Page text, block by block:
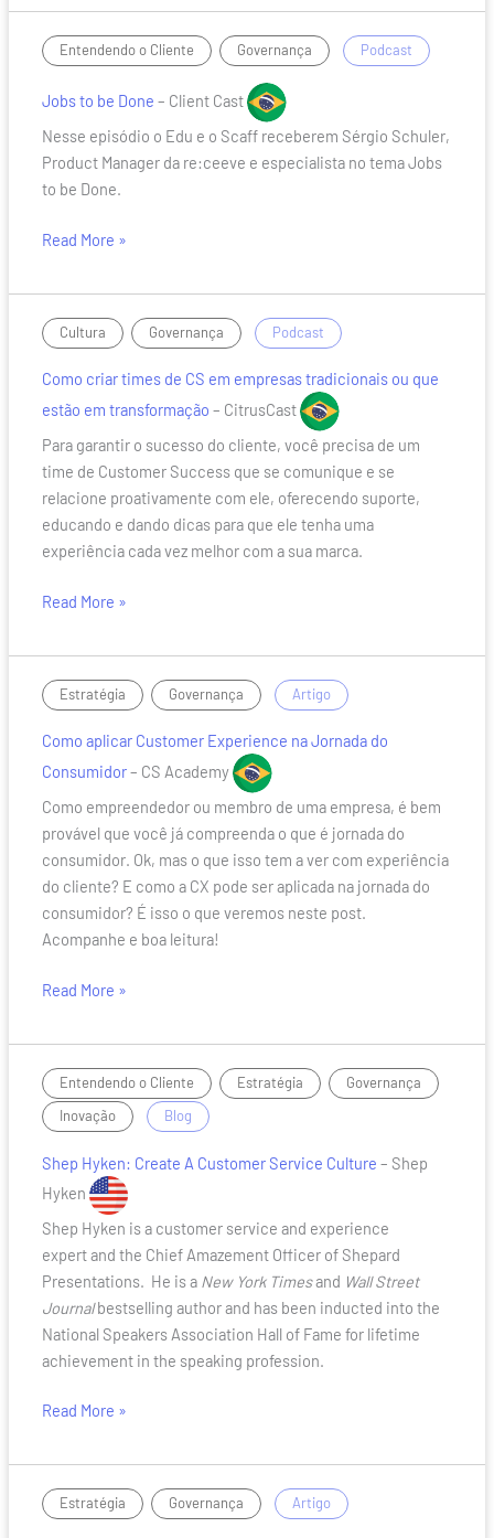
Entendendo o Cliente , Governança / Podcast
Jobs to be Done – Client Cast
Nesse episódio o Edu e o Scaff receberem Sérgio Schuler,
Product Manager da re:ceeve e especialista no tema Jobs
to be Done.
Jobs
to
be
Read More »
Cultura , Governança / Podcast
Como criar times de CS em empresas tradicionais ou que
estão em transformação – CitrusCast
Para garantir o sucesso do cliente, você precisa de um
time de Customer Success que se comunique e se
relacione proativamente com ele, oferecendo suporte,
educando e dando dicas para que ele tenha uma
experiência cada vez melhor com a sua marca.
Como
criar
times
de
CS
em
empresas
tradicionais
que
estão
Read More »
Estratégia , Governança / Artigo
Como aplicar Customer Experience na Jornada do
Consumidor– CS Academy
Como empreendedor ou membro de uma empresa, é bem
provável que você já compreenda o que é jornada do
consumidor. Ok, mas o que isso tem a ver com experiência
do cliente? E como a CX pode ser aplicada na jornada do
consumidor? É isso o que veremos neste post.
Acompanhe e boa leitura!
Como
aplicar
Customer
Experience
na
Jornada
do
Consumidor
Read More »
Entendendo o Cliente , Estratégia , Governança ,
Inovação / Blog
Shep Hyken: Create A Customer Service Culture – Shep
Hyken
Shep Hyken is a customer service and experience
expert and the Chief Amazement Officer of Shepard
Presentations. He is a New York Timesand Wall Street
Journalbestselling author and has been inducted into the
National Speakers Association Hall of Fame for lifetime
achievement in the speaking profession.
Shep
Hyken
Read More »
Estratégia , Governança / Artigo
Veja